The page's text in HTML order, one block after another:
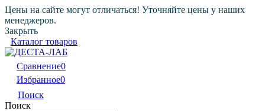
Цены на сайте могут отличаться! Уточняйте цены у наших
менеджеров.
Закрыть
Каталог товаров
Сравнение0
Избранное0
Поиск
Поиск